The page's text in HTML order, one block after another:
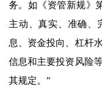
务。如《资管新规》
主动、真实、准确、
息、资金投向、杠杆
信息和主要投资风险
其规定。”